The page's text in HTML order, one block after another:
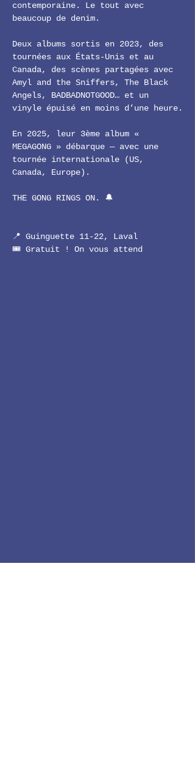
contemporaine. Le tout avec
beaucoup de denim.
Deux albums sortis en 2023, des
tournées aux États-Unis et au
Canada, des scènes partagées avec
Amyl and the Sniffers, The Black
Angels, BADBADNOTGOOD… et un
vinyle épuisé en moins d’une heure.
En 2025, leur 3ème album «
MEGAGONG » débarque — avec une
tournée internationale (US,
Canada, Europe).
THE GONG RINGS ON. 🔔
📍 Guinguette 11-22, Laval
🎟️ Gratuit ! On vous attend